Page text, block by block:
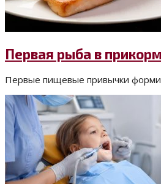
Первая рыба в
Первые пищевые привычки